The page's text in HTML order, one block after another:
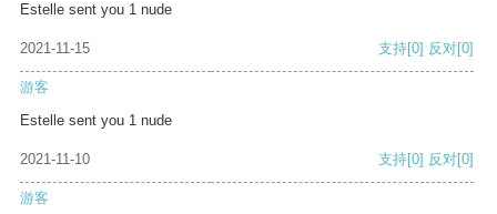
Estelle sent you 1 nude
2021-11-15 支持[0] 反对[0]
游客
Estelle sent you 1 nude
2021-11-10 支持[0] 反对[0]
游客